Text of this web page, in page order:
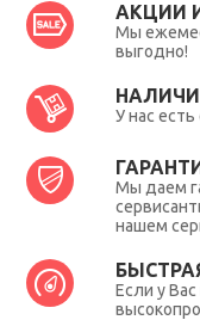
АКЦИИ
Мы
выгодно!
У нас
Мы даем
нашем
Если у